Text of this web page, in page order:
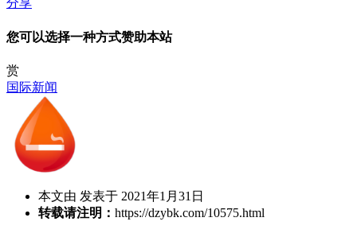
分享
您可以选择一种方式赞助本站
赏
国际新闻
本文由 发表于 2021年1月31日
转载请注明： https://dzybk.com/10575.html